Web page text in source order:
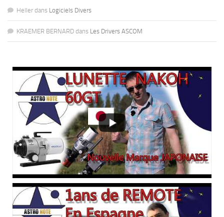
Heller dans Logiciels Divers
KRAEMER BERNARD dans Les Drivers ASCOM